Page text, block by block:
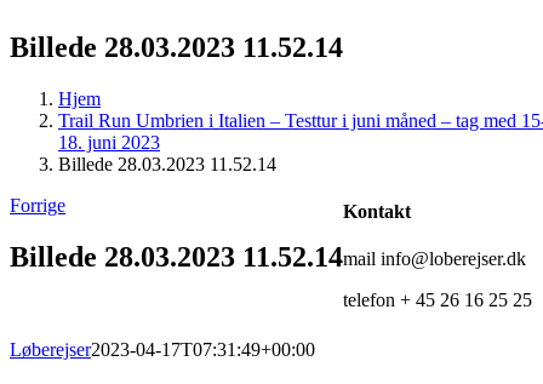
Billede 28.03.2023 11.52.14
Hjem
Trail Run Umbrien i Italien – Testtur i juni måned – tag med
18. juni 2023
Billede 28.03.2023 11.52.14
Forrige
Billede 28.03.2023 11.52.14
Løberejser2023-04-17T07:31:49+00:00
Kontakt
mail info@loberejser.dk
telefon + 45 26 16 25 25